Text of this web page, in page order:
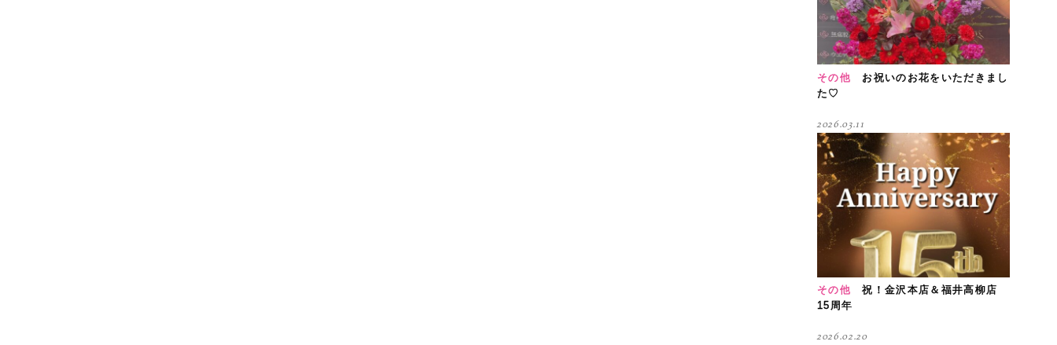
その他
お祝いのお花をいただきまし
た♡
その他
祝！金沢本店＆福井高柳店
15周年
2026.03.11
2026.02.20